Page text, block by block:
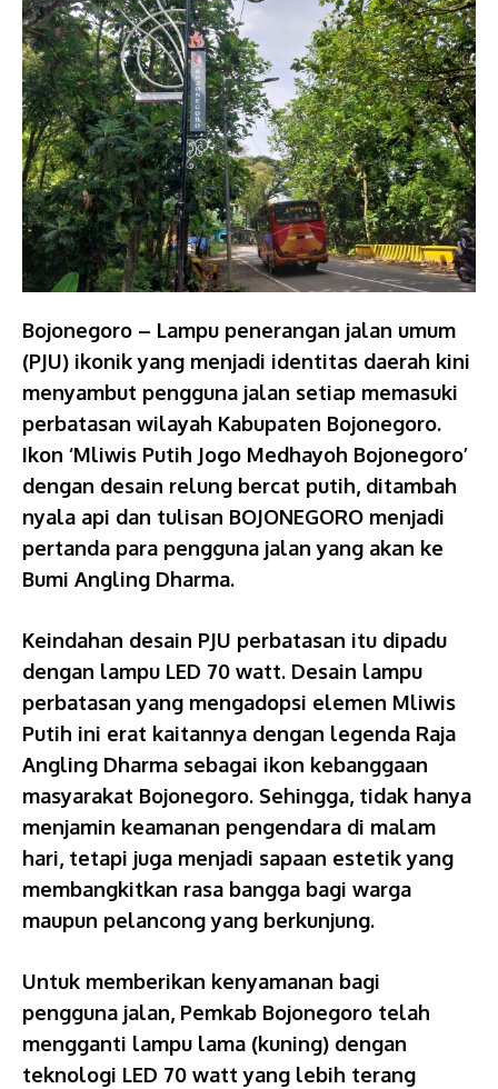
Bojonegoro – Lampu penerangan jalan umum
(PJU) ikonik yang menjadi identitas daerah kini
menyambut pengguna jalan setiap memasuki
perbatasan wilayah Kabupaten Bojonegoro.
Ikon ‘Mliwis Putih Jogo Medhayoh Bojonegoro’
dengan desain relung bercat putih, ditambah
nyala api dan tulisan BOJONEGORO menjadi
pertanda para pengguna jalan yang akan ke
Bumi Angling Dharma.
Keindahan desain PJU perbatasan itu dipadu
dengan lampu LED 70 watt. Desain lampu
perbatasan yang mengadopsi elemen Mliwis
Putih ini erat kaitannya dengan legenda Raja
Angling Dharma sebagai ikon kebanggaan
masyarakat Bojonegoro. Sehingga, tidak hanya
menjamin keamanan pengendara di malam
hari, tetapi juga menjadi sapaan estetik yang
membangkitkan rasa bangga bagi warga
maupun pelancong yang berkunjung.
Untuk memberikan kenyamanan bagi
pengguna jalan, Pemkab Bojonegoro telah
mengganti lampu lama (kuning) dengan
teknologi LED 70 watt yang lebih terang